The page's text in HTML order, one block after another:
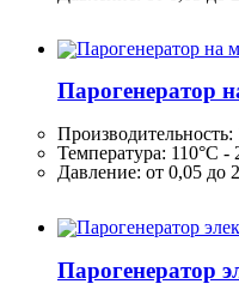
Парогенератор
Производительность:
Температура: 110°C
Давление: от 0,05
Парогенератор